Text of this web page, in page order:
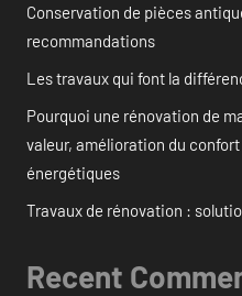
Conservation de pièces
recommandations
Les travaux qui font la
Pourquoi une rénovation de
valeur, amélioration du
énergétiques
Travaux de rénovation :
Recent